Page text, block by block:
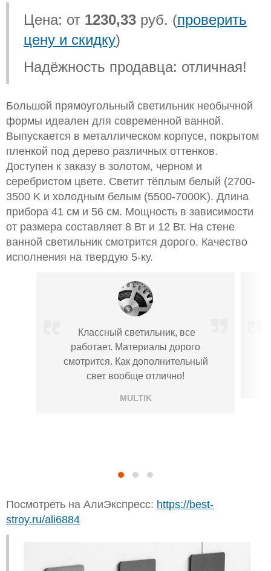
Цена: от 1230,33 руб. (проверить
цену и скидку)
Надёжность продавца: отличная!
Большой прямоугольный светильник необычной
формы идеален для современной ванной.
Выпускается в металлическом корпусе, покрытом
пленкой под дерево различных оттенков.
Доступен к заказу в золотом, черном и
серебристом цвете. Светит тёплым белый (2700-
3500 K и холодным белым (5500-7000K). Длина
прибора 41 см и 56 см. Мощность в зависимости
от размера составляет 8 Вт и 12 Вт. На стене
ванной светильник смотрится дорого. Качество
исполнения на твердую 5-ку.
Классный светильник, все
работает. Материалы дорого
смотрится. Как дополнительный
свет вообще отлично!
MULTIK
Посмотреть на АлиЭкспресс: https://best-
stroy.ru/ali6884